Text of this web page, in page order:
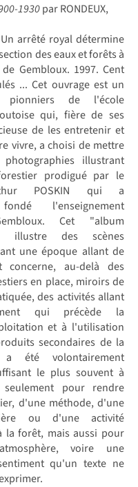
1930par RONDEUX,
arrêté royal détermine
des eaux et forêts à
Gembloux. 1997. Cent
... Cet ouvrage est un
pionniers de l'école
qui, fière de ses
de les entretenir et
vivre, a choisi de mettre
illustrant
prodigué par le
POSKIN qui a
l'enseignement
Cet "album
illustre des scènes
une époque allant de
au-delà des
en place, miroirs de
des activités allant
qui précède la
et à l'utilisation
secondaires de la
été volontairement
le plus souvent à
pour rendre
d'une méthode, d'une
ou d'une activité
la forêt, mais aussi pour
voire une
qu'un texte ne